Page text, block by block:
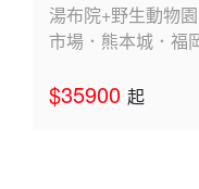
湯布院+野生動物
市場．熊本城．福
$35900 起